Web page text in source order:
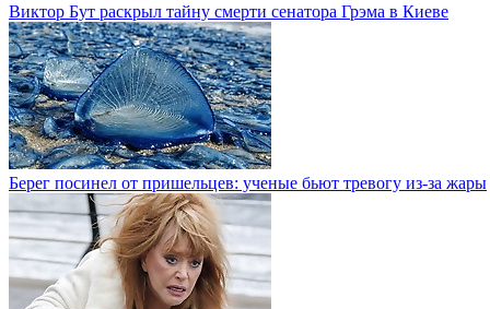
Виктор Бут раскрыл тайну смерти сенатора Грэма в Киеве
Берег посинел от пришельцев: ученые бьют тревогу из-за жары